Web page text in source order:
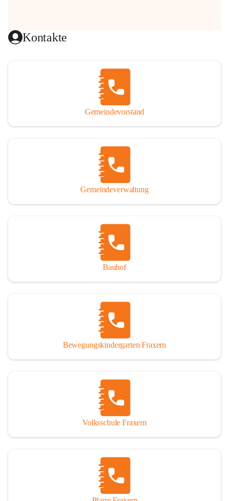
Kontakte
Gemeindevorstand
Gemeindeverwaltung
Bauhof
Bewegungskindergarten Fraxern
Volksschule Fraxern